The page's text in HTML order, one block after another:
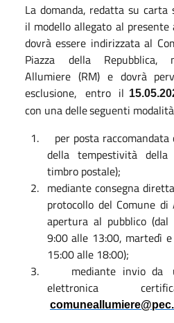
La domanda, redatta su carta
il modello allegato al presente
dovrà essere indirizzata al
Piazza
della Repubblica,
Allumiere (RM) e dovrà
esclusione, entro il
con unadelleseguenti
per posta raccomandata
della tempestività della
timbro postale);
mediante consegna
protocollo del Comune di
apertura al pubblico
9:00 alle 13:00, martedì
15:00 alle 18:00);
mediante invio da
elettronica